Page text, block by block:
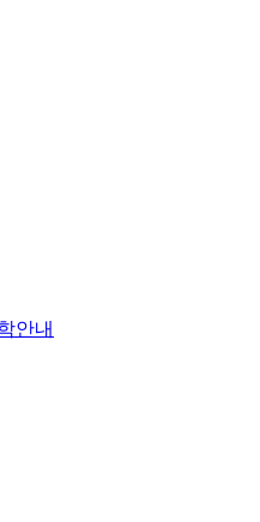
안내